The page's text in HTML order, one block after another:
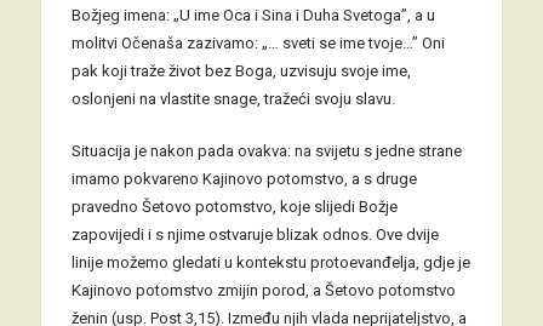
Božjeg imena: „U ime Oca i Sina i Duha Svetoga”, a u
molitvi Očenaša zazivamo: „… sveti se ime tvoje…” Oni
pak koji traže život bez Boga, uzvisuju svoje ime,
oslonjeni na vlastite snage, tražeći svoju slavu.
Situacija je nakon pada ovakva: na svijetu s jedne strane
imamo pokvareno Kajinovo potomstvo, a s druge
pravedno Šetovo potomstvo, koje slijedi Božje
zapovijedi i s njime ostvaruje blizak odnos. Ove dvije
linije možemo gledati u kontekstu protoevanđelja, gdje je
Kajinovo potomstvo zmijin porod, a Šetovo potomstvo
ženin (usp. Post 3,15). Između njih vlada neprijateljstvo, a